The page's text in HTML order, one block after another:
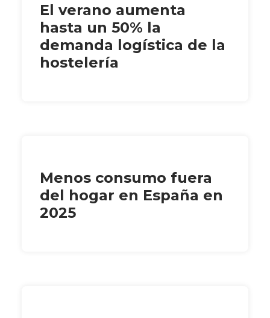
El verano aumenta
hasta un 50% la
demanda logística de la
hostelería
Menos consumo fuera
del hogar en España en
2025